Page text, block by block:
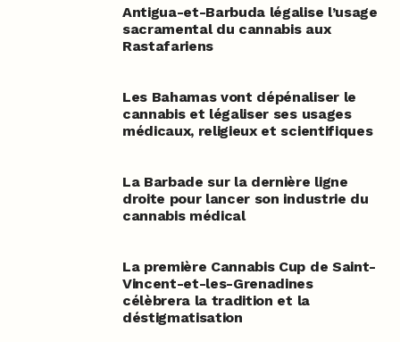
Antigua-et-Barbuda légalise l’usage
sacramental du cannabis aux
Rastafariens
Les Bahamas vont dépénaliser le
cannabis et légaliser ses usages
médicaux, religieux et scientifiques
La Barbade sur la dernière ligne
droite pour lancer son industrie du
cannabis médical
La première Cannabis Cup de Saint-
Vincent-et-les-Grenadines
célèbrera la tradition et la
déstigmatisation